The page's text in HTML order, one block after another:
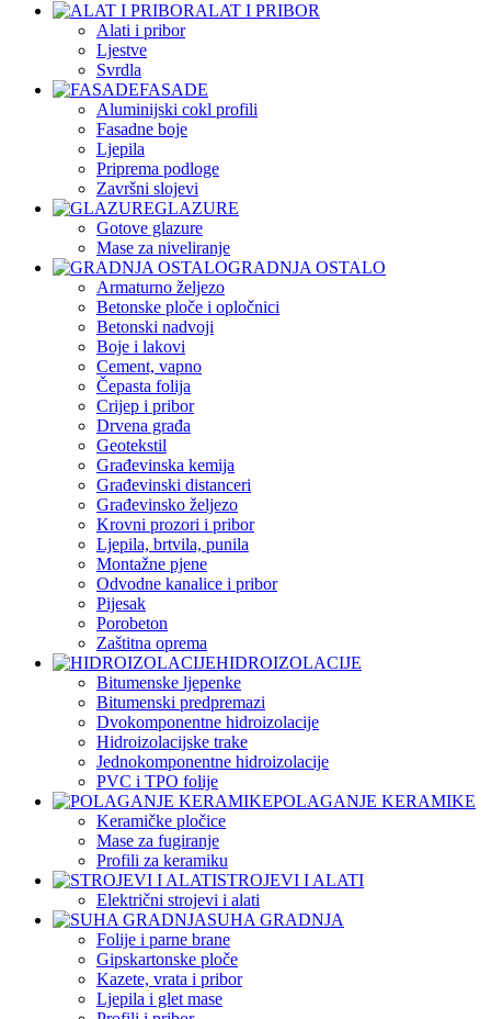
ALAT I PRIBOR
Alati i pribor
Ljestve
Svrdla
FASADE
Aluminijski cokl profili
Fasadne boje
Ljepila
Priprema podloge
Završni slojevi
GLAZURE
Gotove glazure
Mase za niveliranje
GRADNJA OSTALO
Armaturno željezo
Betonske ploče i opločnici
Betonski nadvoji
Boje i lakovi
Cement, vapno
Čepasta folija
Crijep i pribor
Drvena građa
Geotekstil
Građevinska kemija
Građevinski distanceri
Građevinsko željezo
Krovni prozori i pribor
Ljepila, brtvila, punila
Montažne pjene
Odvodne kanalice i pribor
Pijesak
Porobeton
Zaštitna oprema
HIDROIZOLACIJE
Bitumenske ljepenke
Bitumenski predpremazi
Dvokomponentne hidroizolacije
Hidroizolacijske trake
Jednokomponentne hidroizolacije
PVC i TPO folije
POLAGANJE KERAMIKE
Keramičke pločice
Mase za fugiranje
Profili za keramiku
STROJEVI I ALATI
Električni strojevi i alati
SUHA GRADNJA
Folije i parne brane
Gipskartonske ploče
Kazete, vrata i pribor
Ljepila i glet mase